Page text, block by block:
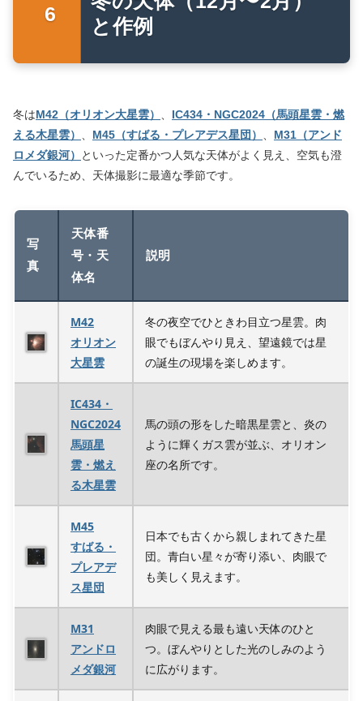
と作例
冬はM42（オリオン大星雲）
IC434・NGC2024（馬頭星雲・燃
える木星雲）
M45（すばる・プレアデス星団）
M31（アンド
ロメダ銀河）
といった定番かつ人気な天体がよく見え、空気も澄
んでいるため、天体撮影に最適な季節です。
写
真
天体番
号・天
体名
説明
M42
オリオン
大星雲
冬の夜空でひときわ目立つ星雲。肉
眼でもぼんやり見え、望遠鏡では星
の誕生の現場を楽しめます。
IC434・
NGC2024
馬頭星
雲・燃え
る木星雲
馬の頭の形をした暗黒星雲と、炎の
ように輝くガス雲が並ぶ、オリオン
座の名所です。
M45
すばる・
プレアデ
ス星団
日本でも古くから親しまれてきた星
団。青白い星々が寄り添い、肉眼で
も美しく見えます。
M31
アンドロ
メダ銀河
肉眼で見える最も遠い天体のひと
つ。ぼんやりとした光のしみのよう
に広がります。